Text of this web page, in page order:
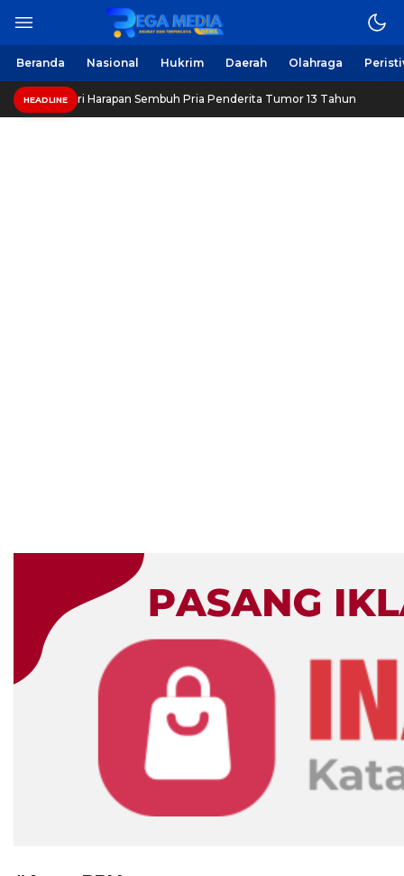
Regamedianews.com
Berita Harian Online
Beranda Nasional Hukrim Daerah Olahraga
HEADLINEBeri Harapan Sembuh Pria Penderita Tumor 13 Tahun